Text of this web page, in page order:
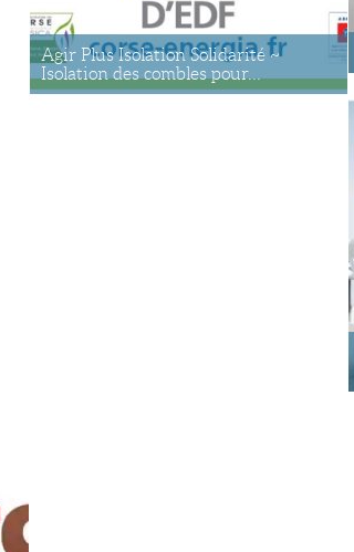
Agir Plus Isolation Solidarité ~
Isolation des combles pour...